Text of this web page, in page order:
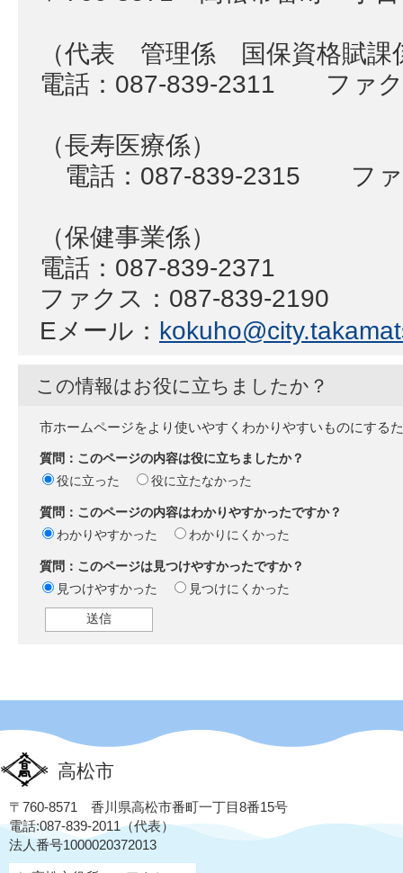
（代表 管理係 国保資格賦
電話：087-839-2311 ファク
（長寿医療係）
電話：087-839-2315 ファ
（保健事業係）
電話：087-839-2371
ファクス：087-839-2190
Eメール：
この情報はお役に立ちましたか？
市ホームページをより使いやすくわかりやすいものにする
質問：このページの内容は役に立ちましたか？
役に立った
役に立たなかった
質問：このページの内容はわかりやすかったですか？
わかりやすかった
わかりにくかった
質問：このページは見つけやすかったですか？
見つけやすかった
見つけにくかった
高松市
〒760-8571 香川県高松市番町一丁目8番15号
電話:087-839-2011（代表）
法人番号1000020372013